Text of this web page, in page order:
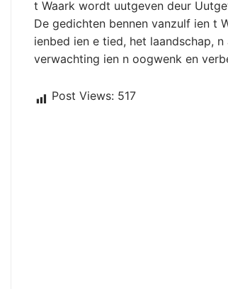
t Waark wordt uutgeven deur
De gedichten bennen vanzulf ien t
ienbed ien e tied, het laandschap,
verwachting ien n oogwenk en
Post Views: 517